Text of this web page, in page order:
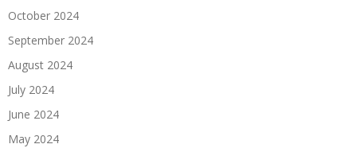
October 2024
September 2024
August 2024
July 2024
June 2024
May 2024